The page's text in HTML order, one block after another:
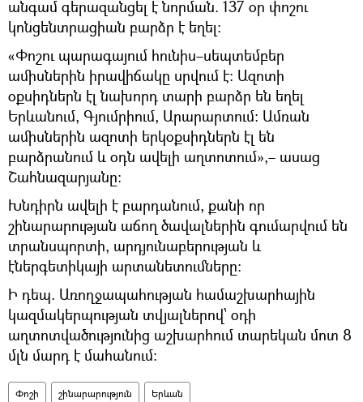
անգամ գերազանցել է նորման. 137 օր փոշու
կոնցենտրացիան բարձր է եղել։
«Փոշու պարագայում հունիս–սեպտեմբեր
ամիսներին իրավիճակը սրվում է։ Ազոտի
օքսիդներն էլ նախորդ տարի բարձր են եղել
Երևանում, Գյումրիում, Արարարտում։ Ամռան
ամիսներին ազոտի երկօքսիդներն էլ են
բարձրանում և օդն ավելի աղտոտում»,– ասաց
Շահնազարյանը։
Խնդիրն ավելի է բարդանում, քանի որ
շինարարության աճող ծավալներին գումարվում են
տրանսպորտի, արդյունաբերության և
էներգետիկայի արտանետումները։
Ի դեպ. Առողջապահության համաշխարհային
կազմակերպության տվյալներով՝ օդի
աղտոտվածությունից աշխարհում տարեկան մոտ 8
մլն մարդ է մահանում։
Փոշի շինարարություն Երևան